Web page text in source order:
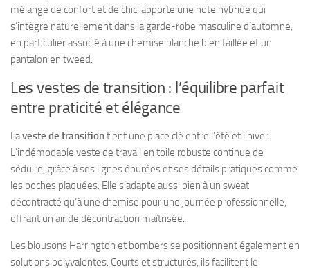
mélange de confort et de chic, apporte une note hybride qui
s’intègre naturellement dans la garde-robe masculine d’automne,
en particulier associé à une chemise blanche bien taillée et un
pantalon en tweed.
Les vestes de transition : l’équilibre parfait
entre praticité et élégance
Laveste de transitiontient une place clé entre l’été et l’hiver.
L’indémodable veste de travail en toile robuste continue de
séduire, grâce à ses lignes épurées et ses détails pratiques comme
les poches plaquées. Elle s’adapte aussi bien à un sweat
décontracté qu’à une chemise pour une journée professionnelle,
offrant un air de décontraction maîtrisée.
Les blousons Harrington et bombers se positionnent également en
solutions polyvalentes. Courts et structurés, ils facilitent le